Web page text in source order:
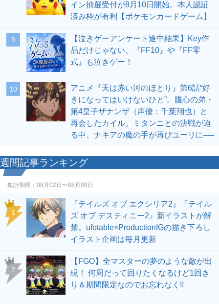
イン抽選受付が8月10日開始。本人認証
済み枠が有利【ポケモンカードゲーム】
9
【泣きゲーアンケート途中結果】Key作
品だけじゃない、『FF10』や『FF零
式』も泣きゲー！
10
アニメ『天は赤い河のほとり』第6話“好
きになってはいけないひと”。腹心の弟・
第4皇子ザナンザ（声優：千葉翔也）と
再会したカイル。ミタンニとの決戦が迫
る中、ナキアの魔の手が再びユーリに──
週間記事ランキング
集計期間： 08月02日〜08月08日
1
『テイルズ オブ エクシリア2』『テイル
ズ オブ デスティニー2』新イラストが解
禁。ufotable×ProductionIGの描き下ろし
イラスト企画は毎月更新
2
【FGO】全マスターの夢のような敵が出
現！ 何周だって回りたくなるけど1回き
り＆期間限定なのでお忘れなく!!